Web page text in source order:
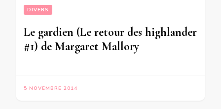
DIVERS
Le gardien (Le retour des highlander
#1) de Margaret Mallory
5 NOVEMBRE 2014